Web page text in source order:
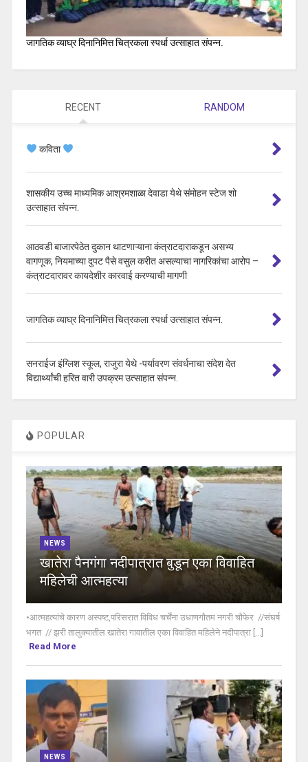
जागतिक व्याघ्र दिनानिमित्त चित्रकला स्पर्धा उत्साहात संपन्न.
RECENT RANDOM
कविता
शासकीय उच्च माध्यमिक आश्रमशाळा देवाडा येथे संमोहन स्टेज शो
उत्साहात संपन्न.
आठवडी बाजारपेठेत दुकान थाटणाऱ्याना कंत्राटदाराकडून असभ्य
वागणूक, नियमाच्या दुपट पैसे वसुल करीत असल्याचा नागरिकांचा आरोप –
कंत्राटदारावर कायदेशीर कारवाई करण्याची मागणी
जागतिक व्याघ्र दिनानिमित्त चित्रकला स्पर्धा उत्साहात संपन्न.
सनराईज इंग्लिश स्कूल, राजुरा येथे -पर्यावरण संवर्धनाचा संदेश देत
विद्यार्थ्यांची हरित वारी उपक्रम उत्साहात संपन्न.
POPULAR
NEWS
खातेरा पैनगंगा नदीपात्रात बुडून एका विवाहित
महिलेची आत्महत्या
•आत्महत्यांचे कारण अस्पष्ट,परिसरात विविध चर्चेंना उधाणगौतम नगरी चौफेर //संघर्ष
भगत // झरी तालुक्यातील खातेरा गावातील एका विवाहित महिलेने नदीपात्रा [...]
Read More
NEWS